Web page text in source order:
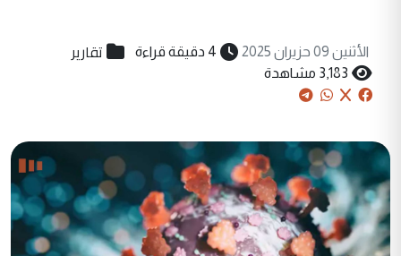
الأثنين 09 حزيران 2025 4 دقيقة قراءة تقارير
3,183 مشاهدة